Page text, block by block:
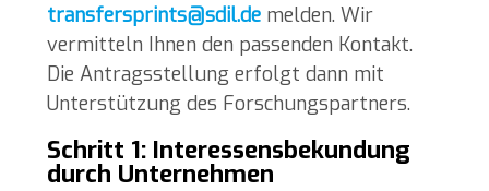
transfersprints@sdil.demelden. Wir
vermitteln Ihnen den passenden Kontakt.
Die Antragsstellung erfolgt dann mit
Unterstützung des Forschungspartners.
Schritt 1: Interessensbekundung
durch Unternehmen